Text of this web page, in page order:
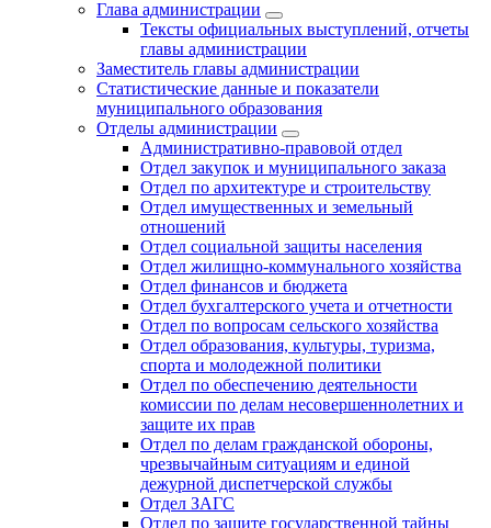
Глава администрации
Тексты официальных выступлений, отчеты
главы администрации
Заместитель главы администрации
Статистические данные и показатели
муниципального образования
Отделы администрации
Административно-правовой отдел
Отдел закупок и муниципального заказа
Отдел по архитектуре и строительству
Отдел имущественных и земельный
отношений
Отдел социальной защиты населения
Отдел жилищно-коммунального хозяйства
Отдел финансов и бюджета
Отдел бухгалтерского учета и отчетности
Отдел по вопросам сельского хозяйства
Отдел образования, культуры, туризма,
спорта и молодежной политики
Отдел по обеспечению деятельности
комиссии по делам несовершеннолетних и
защите их прав
Отдел по делам гражданской обороны,
чрезвычайным ситуациям и единой
дежурной диспетчерской службы
Отдел ЗАГС
Отдел по защите государственной тайны